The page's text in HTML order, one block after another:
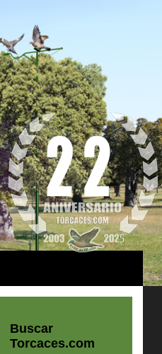
Buscar
Torcaces.com